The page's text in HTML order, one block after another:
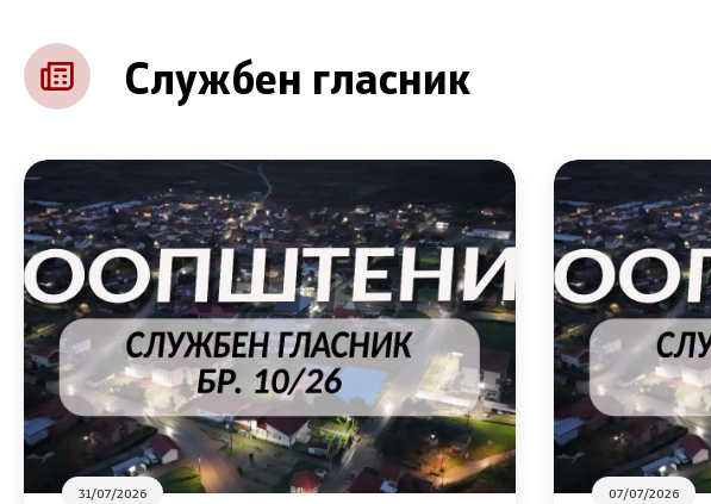
Службен гласник
31/07/2026 07/07/2026